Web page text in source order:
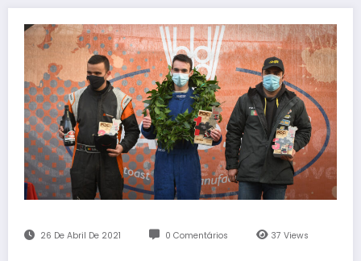
26 De Abril De 2021 0 Comentários 37Views